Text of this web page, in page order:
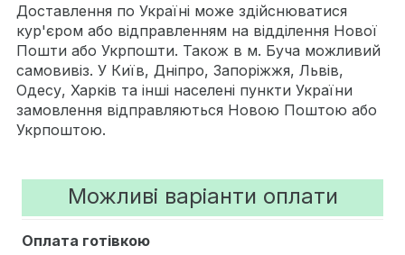
Доставлення по Україні може здійснюватися
кур'єром або відправленням на відділення Нової
Пошти або Укрпошти. Також в м. Буча можливий
самовивіз. У Київ, Дніпро, Запоріжжя, Львів,
Одесу, Харків та інші населені пункти України
замовлення відправляються Новою Поштою або
Укрпоштою.
Можливі варіанти оплати
Оплата готівкою